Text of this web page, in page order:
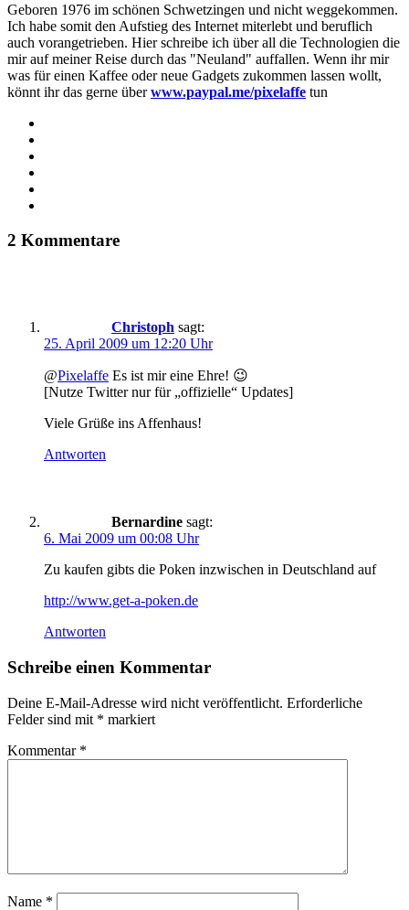
Geboren 1976 im schönen Schwetzingen und nicht weggekommen.
Ich habe somit den Aufstieg des Internet miterlebt und beruflich
auch vorangetrieben. Hier schreibe ich über all die Technologien die
mir auf meiner Reise durch das "Neuland" auffallen. Wenn ihr mir
was für einen Kaffee oder neue Gadgets zukommen lassen wollt,
könnt ihr das gerne überwww.paypal.me/pixelaffe tun
2 Kommentare
Christoph sagt:
25. April 2009 um 12:20 Uhr
@Pixelaffe Es ist mir eine Ehre! 😉
[Nutze Twitter nur für „offizielle“ Updates]
Viele Grüße ins Affenhaus!
Antworten
Bernardine sagt:
6. Mai 2009 um 00:08 Uhr
Zu kaufen gibts die Poken inzwischen in Deutschland auf
http://www.get-a-poken.de
Antworten
Schreibe einen Kommentar
Deine E-Mail-Adresse wird nicht veröffentlicht. Erforderliche
Felder sind mit * markiert
Kommentar *
Name *